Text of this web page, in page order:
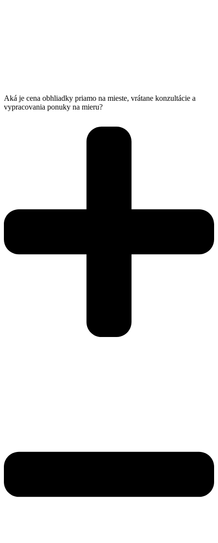
Aká je cena obhliadky priamo na mieste, vrátane konzultácie a
vypracovania ponuky na mieru?